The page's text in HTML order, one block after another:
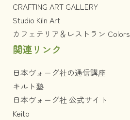
CRAFTING ART GALLERY
Studio Kiln Art
カフェテリア＆レストラン Colors
関連リンク
日本ヴォーグ社の通信講座
キルト塾
日本ヴォーグ社 公式サイト
Keito